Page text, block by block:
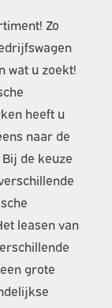
Zo
wat u zoekt!
heeft u
naar de
Bij de keuze
leasen van
grote